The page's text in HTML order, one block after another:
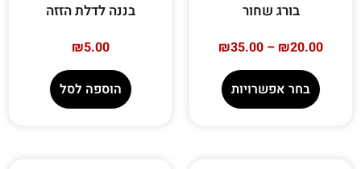
בורג שחור
₪20.00
–
₪35.00
בחר אפשרויות
בננה לדלת הזזה
₪5.00
הוספה לסל